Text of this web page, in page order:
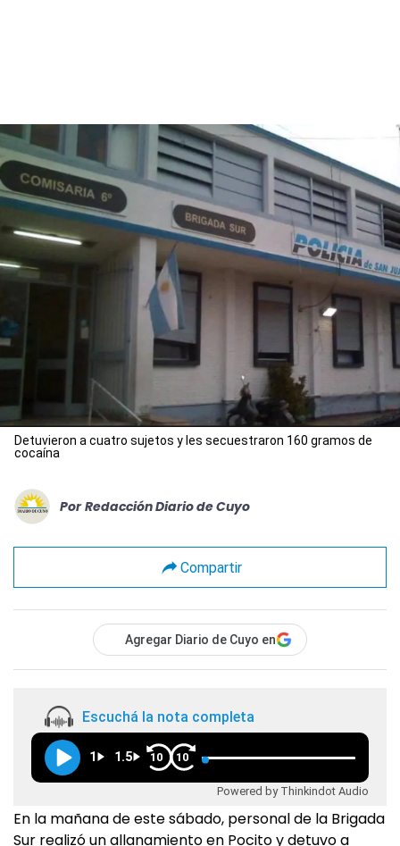
Detuvieron a cuatro sujetos y les secuestraron 160 gramos de
cocaína
Por Redacción Diario de Cuyo
Compartir
Agregar Diario de Cuyo en
Escuchá la nota completa
1 1.5 10 10
Powered by Thinkindot Audio
En la mañana de este sábado, personal de la Brigada
Sur realizó un allanamiento en Pocito y detuvo a